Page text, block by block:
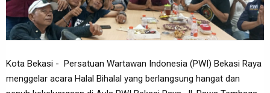
Kota Bekasi - Persatuan Wartawan Indonesia (PWI) Bekasi Raya
menggelar acara Halal Bihalal yang berlangsung hangat dan